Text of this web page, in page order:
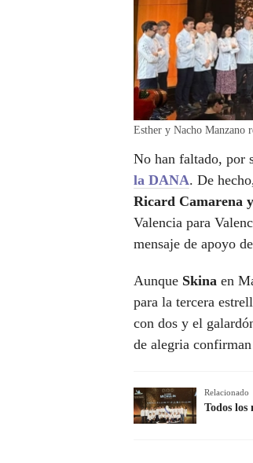
Esther y Nacho Manzano
No han faltado, por
la DANA. De
Ricard Camarena
Valencia para
mensaje de apoyo
Aunque Skina en
para la tercera
con dos y el
de alegria
Relacionado
Todos los